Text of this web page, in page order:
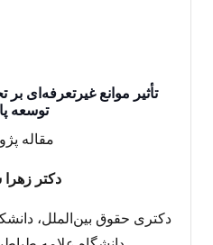
تأثیر موانع غیرتعرفه‌ای
توسعه
مقاله
دکتر
دکتری حقوق بین‌الملل،